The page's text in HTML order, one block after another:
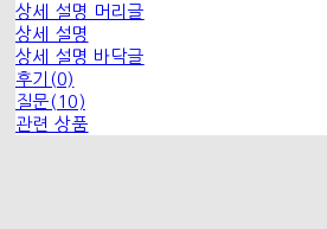
상세 설명 머리글
상세 설명
상세 설명 바닥글
후기(0)
질문(10)
관련 상품